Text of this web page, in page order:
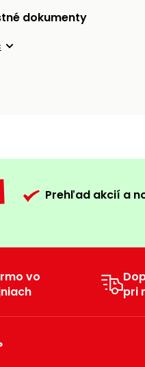
dokumenty
Prehľad akcií a
vo
pri